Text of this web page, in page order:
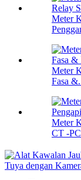
Meter
Meter
Fasa
Meter
CT -